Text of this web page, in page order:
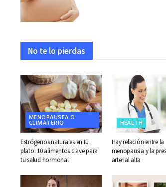
No te lo pierdas
MENOPAUSEA O
CLIMATERIO
Estrógenos naturales en tu
plato: 10 alimentos clave para
tu salud hormonal
HEALTH
Hay relación entre la
menopausia y la
arterial alta